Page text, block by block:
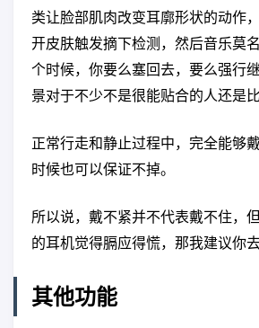
类让脸部肌肉改变耳廓形状的动作
开皮肤触发摘下检测，然后音乐莫
个时候，你要么塞回去，要么强行
景对于不少不是很能贴合的人还是比
正常行走和静止过程中，完全能够
时候也可以保证不掉。
所以说，戴不紧并不代表戴不住，
的耳机觉得膈应得慌，那我建议你去
其他功能